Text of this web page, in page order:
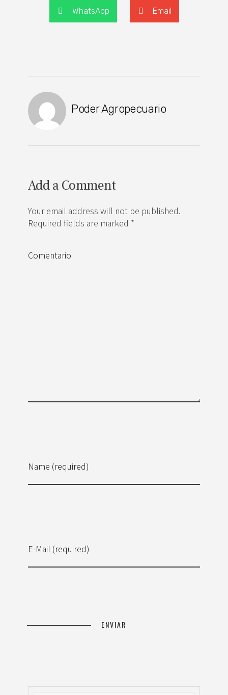
WhatsApp Email
Poder Agropecuario
Add a Comment
Your email address will not be published.
Required fields are marked *
Name (required)
E-Mail (required)
Comentario